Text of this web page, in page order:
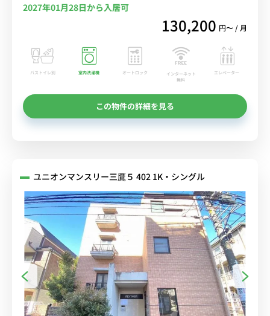
2027年01月28日から入居可
130,200 円〜 / 月
バストイレ別 室内洗濯機 オートロック
インターネット
無料
エレベーター
この物件の詳細を見る
ユニオンマンスリー三鷹５ 402 1K・シングル